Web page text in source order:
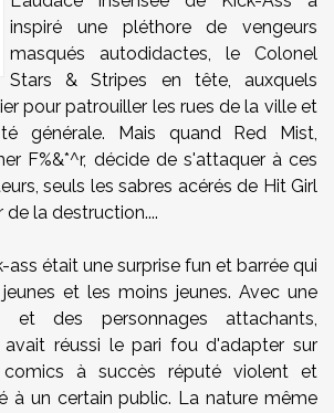
inspiré une pléthore de vengeurs
masqués autodidactes, le Colonel
Stars & Stripes en tête, auxquels
pour patrouiller les rues de la ville et
générale. Mais quand Red Mist,
F%&*^r, décide de s'attaquer à ces
seuls les sabres acérés de Hit Girl
la destruction....
ass était une surprise fun et barrée qui
et les moins jeunes. Avec une
et des personnages attachants,
avait réussi le pari fou d'adapter sur
à succès réputé violent et
à un certain public. La nature même